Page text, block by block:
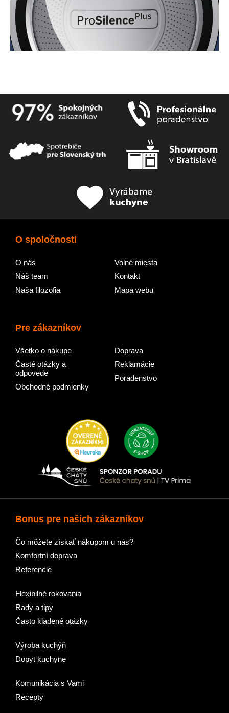
O spoločnosti
O nás
Náš team
Naša filozofia
Volné miesta
Kontakt
Mapa webu
Pre zákazníkov
Všetko o nákupe
Časté otázky a
odpovede
Obchodné podmienky
Doprava
Reklamácie
Poradenstvo
Bonus pre našich zákazníkov
Čo môžete získať nákupom u nás?
Komfortní doprava
Referencie
Flexibilné rokovania
Rady a tipy
Často kladené otázky
Výroba kuchýň
Dopyt kuchyne
Komunikácia s Vami
Recepty